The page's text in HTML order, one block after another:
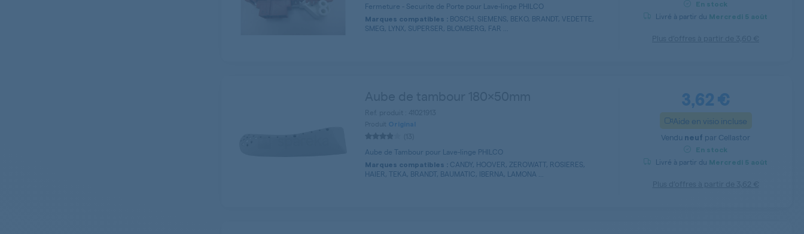
Fermeture - Securite de Porte pour Lave-linge PHILCO
Marques compatibles : BOSCH, SIEMENS, BEKO, BRANDT, VEDETTE,
SMEG, LYNX, SUPERSER, BLOMBERG, FAR ...
En stock
Livré à partir du Mercredi 5 août
Original
Aube de Tambour pour Lave-linge PHILCO
Marques compatibles : CANDY, HOOVER, ZEROWATT, ROSIERES,
HAIER, TEKA, BRANDT, BAUMATIC, IBERNA, LAMONA ...
3,62 €
Aide en visio incluse
Vendu neuf par Cellastor
En stock
Livré à partir du Mercredi 5 août